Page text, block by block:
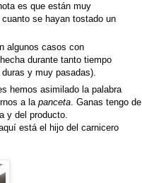
es que están muy
se hayan tostado un
algunos casos con
durante tanto tiempo
y muy pasadas).
hemos asimilado la palabra
a lapanceta. Ganas tengo de
y del producto.
está el hijo del carnicero